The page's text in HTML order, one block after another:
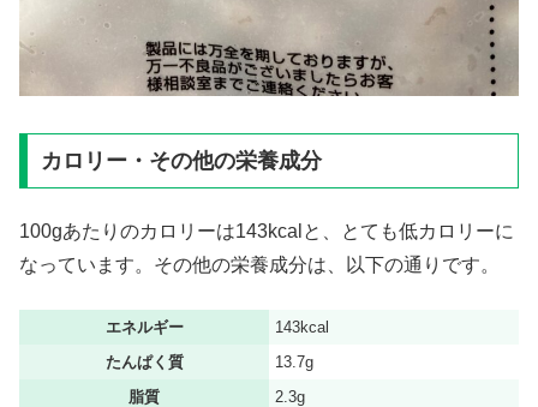
カロリー・その他の栄養成分
100gあたりのカロリーは143kcalと、とても低カロリーに
なっています。その他の栄養成分は、以下の通りです。
エネルギー
143kcal
たんぱく質
13.7g
脂質
2.3g